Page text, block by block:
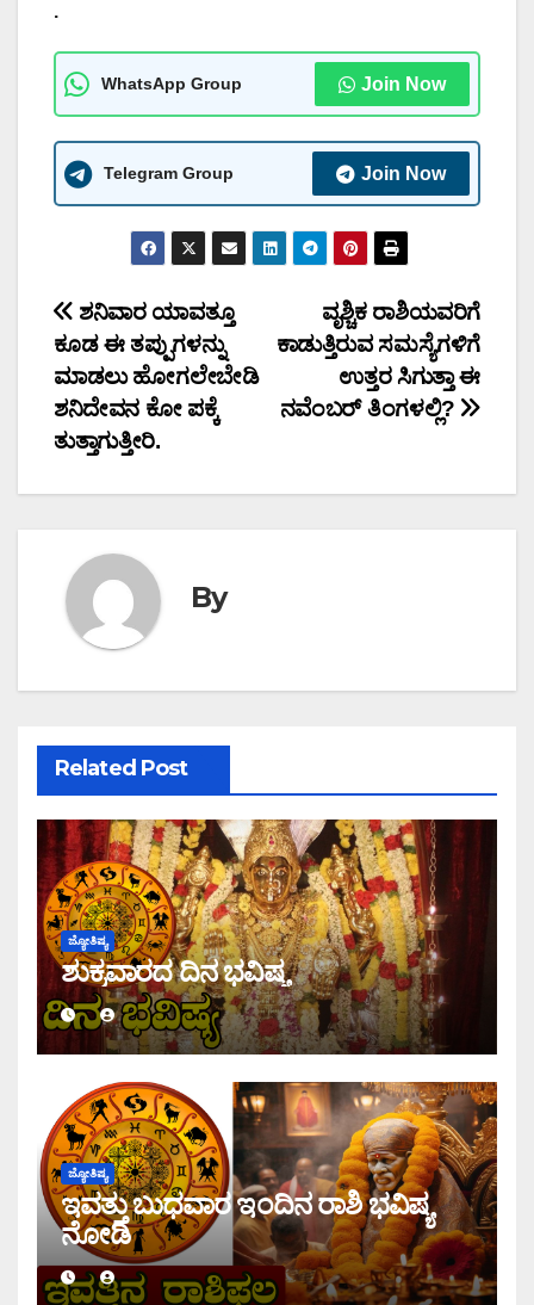
.
WhatsApp Group Join Now
Telegram Group Join Now
Post
navigation
ವೃಶ್ಚಿಕ ರಾಶಿಯವರಿಗೆ
ಕಾಡುತ್ತಿರುವ ಸಮಸ್ಯೆಗಳಿಗೆ
ಉತ್ತರ ಸಿಗುತ್ತಾ ಈ
ನವೆಂಬರ್ ತಿಂಗಳಲ್ಲಿ?
ಶನಿವಾರ ಯಾವತ್ತೂ
ಕೂಡ ಈ ತಪ್ಪುಗಳನ್ನು
ಮಾಡಲು ಹೋಗಲೇಬೇಡಿ
ಶನಿದೇವನ ಕೋ ಪಕ್ಕೆ
ತುತ್ತಾಗುತ್ತೀರಿ.
By
Related Post
ಜ್ಯೋತಿಷ್ಯ
ಶುಕ್ರವಾರದ ದಿನ ಭವಿಷ್ಯ
ಜ್ಯೋತಿಷ್ಯ
ಇವತ್ತು ಬುಧವಾರ ಇಂದಿನ ರಾಶಿ ಭವಿಷ್ಯ
ನೋಡಿ